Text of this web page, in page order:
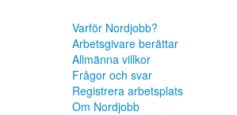
Varför Nordjobb?
Arbetsgivare berättar
Allmänna villkor
Frågor och svar
Registrera arbetsplats
Om Nordjobb